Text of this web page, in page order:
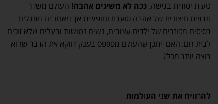
טעות יסודית בגישה. ככה לא משיגים אהבה! העולם משדר
תדמית חיצונית של אהבה סוערת וחופשית אך מאחוריה מתגלים
רסיסים מפוזרים של ילדים עצובים, נשים נטושות ובעלים שלא זוכים
לבית חם. האם ייתכן שהעולם מפספס בענק דווקא את הדבר שהוא
רוצה יותר מכל?
להרוויח את שני העולמות